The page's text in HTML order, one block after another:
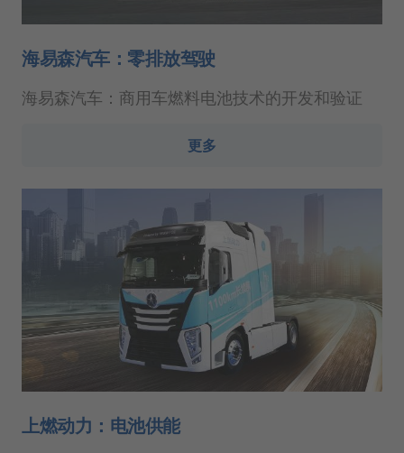
海易森汽车：零排放驾驶
海易森汽车：商用车燃料电池技术的开发和验证
更多
上燃动力：电池供能